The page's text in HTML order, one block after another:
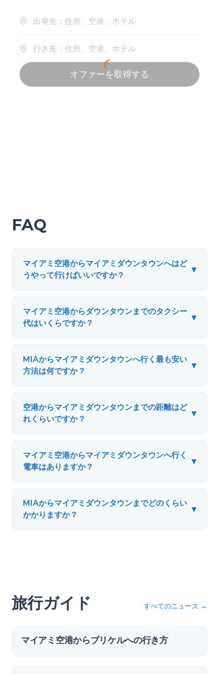
FAQ
マイアミ空港からマイアミダウンタウンへはど
うやって行けばいいですか？
▾
マイアミ空港からダウンタウンまでのタクシー
代はいくらですか？
▾
MIAからマイアミダウンタウンへ行く最も安い
方法は何ですか？
▾
空港からマイアミダウンタウンまでの距離はど
れくらいですか？
▾
マイアミ空港からマイアミダウンタウンへ行く
電車はありますか？
▾
MIAからマイアミダウンタウンまでどのくらい
かかりますか？
▾
旅行ガイド すべてのニュース →
マイアミ空港からブリケルへの行き方